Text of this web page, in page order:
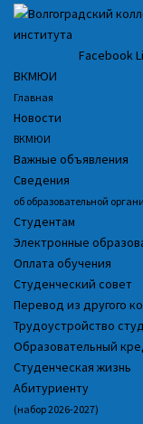
Facebook
ВКМЮИ
Главная
Новости
ВКМЮИ
Важные объявления
Сведения
об образовательной
Студентам
Электронные
Оплата обучения
Студенческий совет
Перевод из другого
Трудоустройство
Образовательный
Студенческая жизнь
Абитуриенту
(набор 2026-2027)